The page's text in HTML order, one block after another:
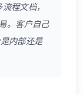
程文档，
。客户自己
内部还是